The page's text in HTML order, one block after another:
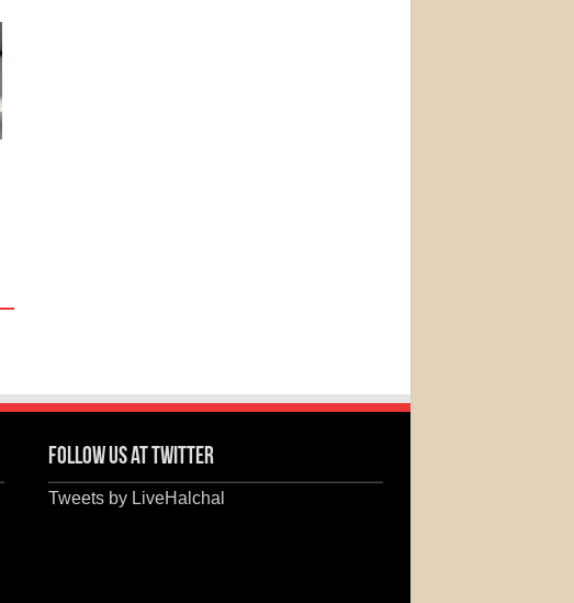
Follow us at Twitter
Tweets by LiveHalchal